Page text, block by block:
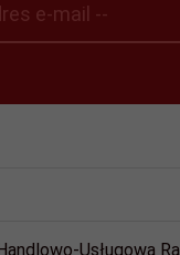
e-mail --
Usługowa